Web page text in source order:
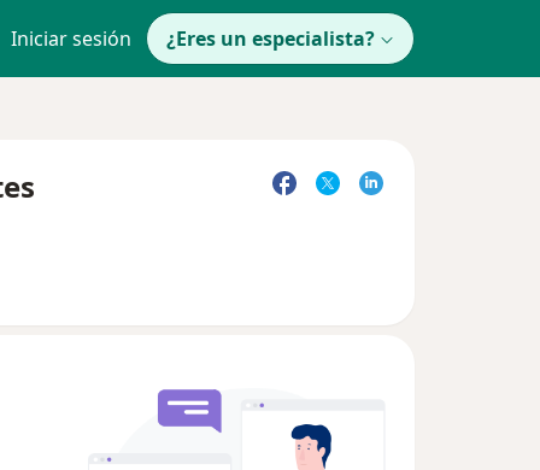
Iniciar sesión ¿Eres un especialista?